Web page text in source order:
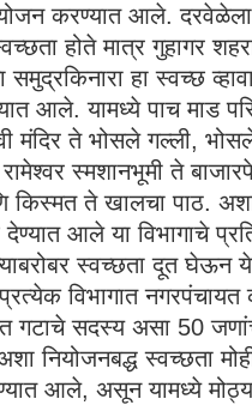
करण्यात आले. दरवेळेला
होते मात्र गुहागर
समुद्रकिनारा हा स्वच्छ
आले. यामध्ये पाच माड
मंदिर ते भोसले गल्ली,
स्मशानभूमी ते
किस्मत ते खालचा पाठ. अशा
देण्यात आले या विभागाचे
स्वच्छता दूत घेऊन
विभागात नगरपंचायत
गटाचे सदस्य असा 50
नियोजनबद्ध स्वच्छता
आले, असून यामध्ये